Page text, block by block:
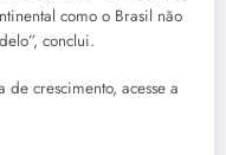
como o Brasil não
conclui.
de crescimento, acesse a